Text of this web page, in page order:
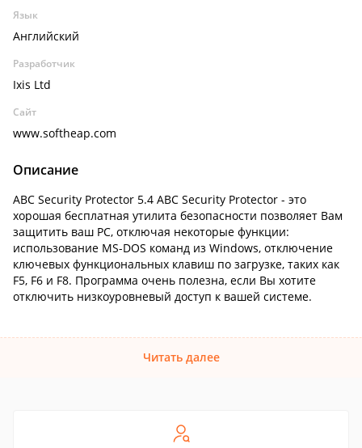
Язык
Английский
Разработчик
Ixis Ltd
Сайт
www.softheap.com
Описание
ABC Security Protector 5.4 ABC Security Protector - это
хорошая бесплатная утилита безопасности позволяет Вам
защитить ваш PC, отключая некоторые функции:
использование MS-DOS команд из Windows, отключение
ключевых функциональных клавиш по загрузке, таких как
F5, F6 и F8. Программа очень полезна, если Вы хотите
отключить низкоуровневый доступ к вашей системе.
Читать далее